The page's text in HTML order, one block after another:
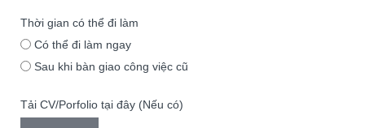
Thời gian có thể đi làm
Có thể đi làm ngay
Sau khi bàn giao công việc cũ
Tải CV/Porfolio tại đây (Nếu có)